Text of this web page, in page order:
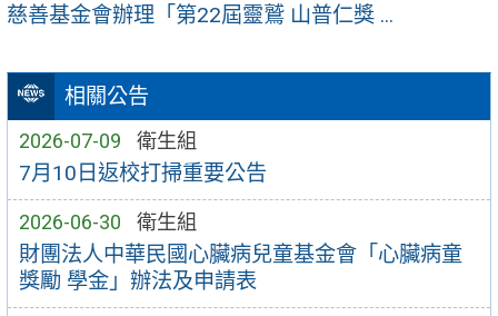
相關公告
2026-07-09 衛生組
7月10日返校打掃重要公告
2026-06-30 衛生組
財團法人中華民國心臟病兒童基金會「心臟病童
獎勵 學金」辦法及申請表
慈善基金會辦理「第22屆靈鷲 山普仁獎 ...